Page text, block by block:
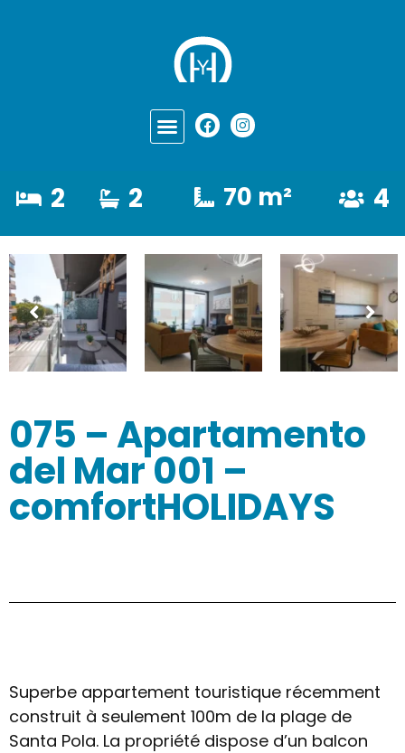
2 2 70 m² 4
075 – Apartamento
del Mar 001 –
comfortHOLIDAYS
Superbe appartement touristique récemment
construit à seulement 100m de la plage de
Santa Pola. La propriété dispose d’un balcon